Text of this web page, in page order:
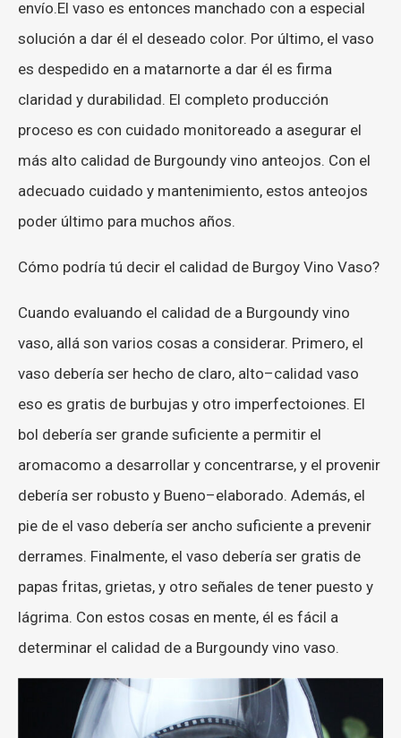
envío.El vaso es entonces manchado con a especial
solución a dar él el deseado color. Por último, el vaso
es despedido en a matarnorte a dar él es firma
claridad y durabilidad. El completo producción
proceso es con cuidado monitoreado a asegurar el
más alto calidad de Burgoundy vino anteojos. Con el
adecuado cuidado y mantenimiento, estos anteojos
poder último para muchos años.
Cómo podría tú decir el calidad de Burgoy Vino Vaso?
Cuando evaluando el calidad de a Burgoundy vino
vaso, allá son varios cosas a considerar. Primero, el
vaso debería ser hecho de claro, alto–calidad vaso
eso es gratis de burbujas y otro imperfectoiones. El
bol debería ser grande suficiente a permitir el
aromacomo a desarrollar y concentrarse, y el provenir
debería ser robusto y Bueno–elaborado. Además, el
pie de el vaso debería ser ancho suficiente a prevenir
derrames. Finalmente, el vaso debería ser gratis de
papas fritas, grietas, y otro señales de tener puesto y
lágrima. Con estos cosas en mente, él es fácil a
determinar el calidad de a Burgoundy vino vaso.